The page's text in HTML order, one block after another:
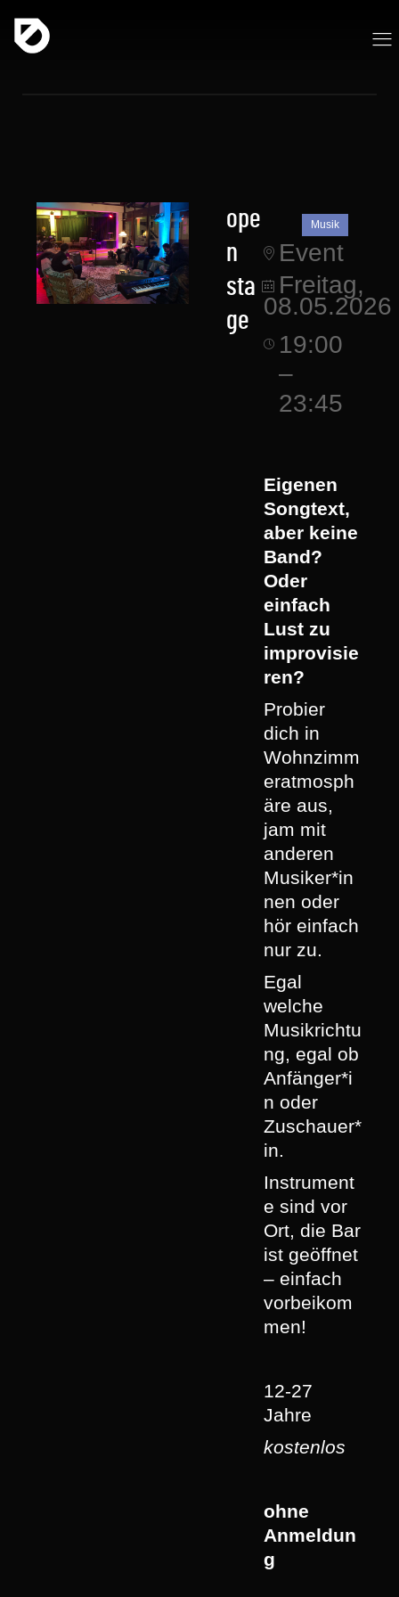
ope
n
sta
ge
Musik
Event
Freitag,
08.05.2026
19:00
–
23:45
Eigenen
Songtext,
aber keine
Band?
Oder
einfach
Lust zu
improvisie
ren?
Probier
dich in
Wohnzimm
eratmosph
äre aus,
jam mit
anderen
Musiker*in
nen oder
hör einfach
nur zu.
Egal
welche
Musikrichtu
ng, egal ob
Anfänger*i
n oder
Zuschauer*
in.
Instrument
e sind vor
Ort, die Bar
ist geöffnet
– einfach
vorbeikom
men!
12-27
Jahre
kostenlos
ohne
Anmeldun
g